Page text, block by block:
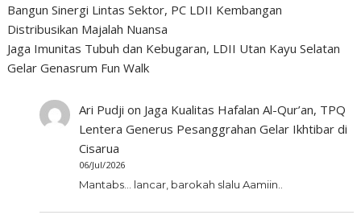
Bangun Sinergi Lintas Sektor, PC LDII Kembangan
Distribusikan Majalah Nuansa
Jaga Imunitas Tubuh dan Kebugaran, LDII Utan Kayu Selatan
Gelar Genasrum Fun Walk
Ari Pudji on Jaga Kualitas Hafalan Al-Qur’an, TPQ
Lentera Generus Pesanggrahan Gelar Ikhtibar di
Cisarua
06/Jul/2026
Mantabs... lancar, barokah slalu Aamiin..